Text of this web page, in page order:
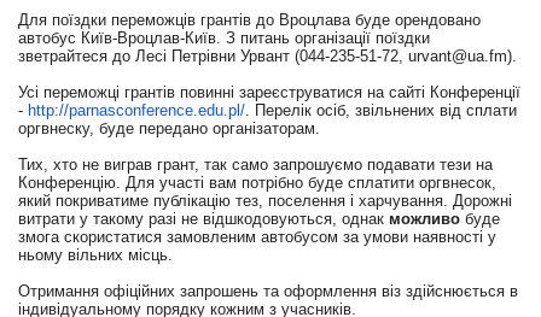
Для поїздки переможців грантів до Вроцлава буде орендовано
автобус Київ-Вроцлав-Київ. З питань організації поїздки
зветрайтеся до Лесі Петрівни Урвант (044-235-51-72, urvant@ua.fm).
Усі переможці грантів повинні зареєструватися на сайті Конференції
- http://parnasconference.edu.pl/. Перелік осіб, звільнених від сплати
оргвнеску, буде передано організаторам.
Тих, хто не виграв грант, так само запрошуємо подавати тези на
Конференцію. Для участі вам потрібно буде сплатити оргвнесок,
який покриватиме публікацію тез, поселення і харчування. Дорожні
витрати у такому разі не відшкодовуються, однак можливо буде
змога скористатися замовленим автобусом за умови наявності у
ньому вільних місць.
Отримання офіційних запрошень та оформлення віз здійснюється в
індивідуальному порядку кожним з учасників.